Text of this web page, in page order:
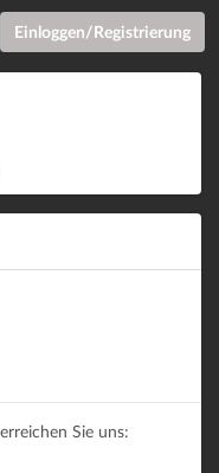
Einloggen/Registrierung
Sie uns: